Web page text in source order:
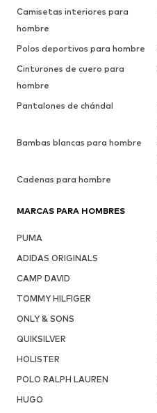
Camisetas interiores para
hombre
Polos deportivos para hombre
Cinturones de cuero para
hombre
Pantalones de chándal
Bambas blancas para hombre
Cadenas para hombre
MARCAS PARA HOMBRES
PUMA
ADIDAS ORIGINALS
CAMP DAVID
TOMMY HILFIGER
ONLY & SONS
QUIKSILVER
HOLISTER
POLO RALPH LAUREN
HUGO